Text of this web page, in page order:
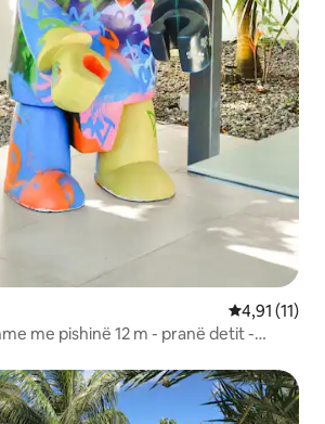
Vlerësimi
4,91 (11)
me pishinë 12 m - pranë detit -